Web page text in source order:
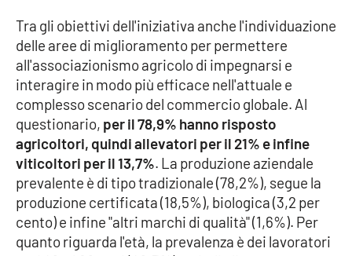
RUBRICHE
Good Morning Vietnam
Parchi Marini Calabria
Leggendo Alvaro insieme
Imprese Di Calabria
Le perfidie di Antonella Grippo
Tra gli obiettivi dell'iniziativa anche l'individuazione
delle aree di miglioramento per permettere
all'associazionismo agricolo di impegnarsi e
interagire in modo più efficace nell'attuale e
complesso scenario del commercio globale. Al
questionario, per il 78,9% hanno risposto
agricoltori, quindi allevatori per il 21% e infine
viticoltori per il 13,7%. La produzione aziendale
prevalente è di tipo tradizionale (78,2%), segue la
produzione certificata (18,5%), biologica (3,2 per
cento) e infine "altri marchi di qualità" (1,6%). Per
quanto riguarda l'età, la prevalenza è dei lavoratori